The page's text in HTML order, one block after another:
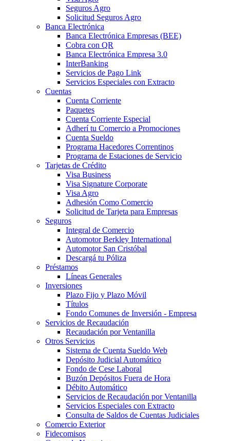
Seguros Agro
Solicitud Seguros Agro
Banca Electrónica
Banca Electrónica Empresas (BEE)
Cobra con QR
Banca Electrónica Empresa 3.0
InterBanking
Servicios de Pago Link
Servicios Especiales con Extracto
Cuentas
Cuenta Corriente
Paquetes
Cuenta Corriente Especial
Adherí tu Comercio a Promociones
Cuenta Sueldo
Programa Hacedores Correntinos
Programa de Estaciones de Servicio
Tarjetas de Crédito
Visa Business
Visa Signature Corporate
Visa Agro
Adhesión Como Comercio
Solicitud de Tarjeta para Empresas
Seguros
Integral de Comercio
Automotor Berkley International
Automotor San Cristóbal
Descargá tu Póliza
Préstamos
Líneas Generales
Inversiones
Plazo Fijo y Plazo Móvil
Títulos
Fondo Comunes de Inversión - Empresa
Servicios de Recaudación
Recaudación por Ventanilla
Otros Servicios
Sistema de Cuenta Sueldo Web
Depósito Judicial Automático
Fondo de Cese Laboral
Buzón Depósitos Fuera de Hora
Débito Automático
Servicios de Recaudación por Ventanilla
Servicios Especiales con Extracto
Consulta de Saldos de Cuentas Judiciales
Comercio Exterior
Fidecomisos